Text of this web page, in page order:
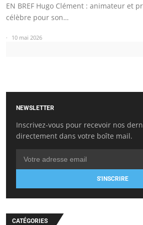
EN BREF Hugo Clément : animateur et
célèbre pour son…
10 mai 2026
NEWSLETTER
Inscrivez-vous pour recevoir nos
directement dans votre boîte mail.
S'INSCRIRE
CATÉGORIES